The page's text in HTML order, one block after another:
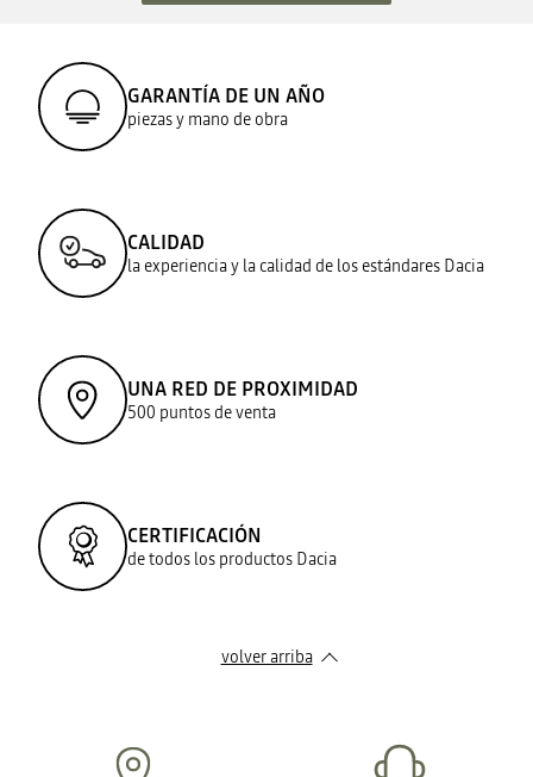
GARANTÍA DE UN AÑO
piezas y mano de obra
CALIDAD
la experiencia y la calidad de los estándares Dacia
UNA RED DE PROXIMIDAD
500 puntos de venta
CERTIFICACIÓN
de todos los productos Dacia
volver arriba